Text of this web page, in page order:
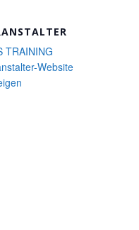
TRAINING
Website